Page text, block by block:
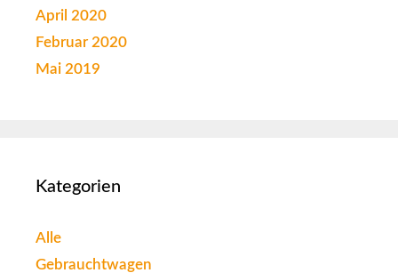
April 2020
Februar 2020
Mai 2019
Kategorien
Alle
Gebrauchtwagen